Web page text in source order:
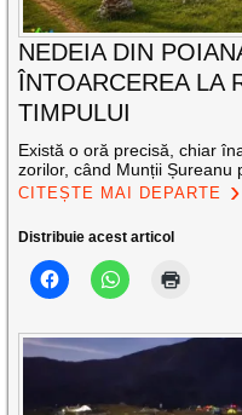
NEDEIA DIN
ÎNTOARCEREA LA
TIMPULUI
Există o oră precisă, chiar
zorilor, când Munții Șureanu
CITEȘTE MAI DEPARTE
Distribuie acest articol